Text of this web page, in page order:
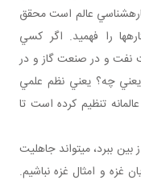
شناسي عالم است محقق
ها را فهميد. اگر کسي
و در صنعت گاز و در
چه؟ يعني نظم علمي
تنظيم کرده است تا
ببرد، مي تواند جاهليت
غزه و امثال غزه نباشيم.